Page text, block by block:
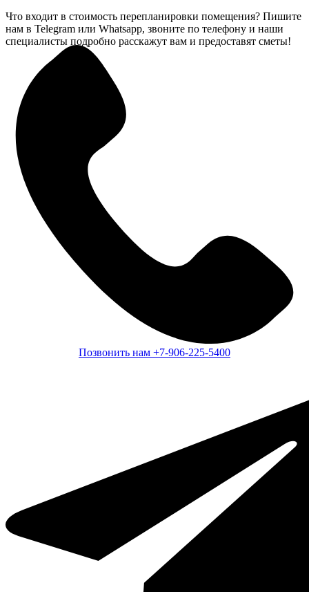
Что входит в стоимость перепланировки помещения? Пишите
нам в Telegram или Whatsapp, звоните по телефону и наши
специалисты подробно расскажут вам и предоставят сметы!
Позвонить нам +7-906-225-5400